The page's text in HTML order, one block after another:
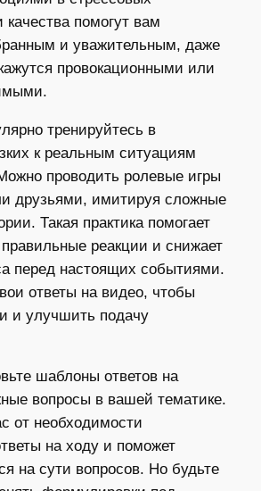
помогут вам
и уважительным, даже
провокационными или
тренируйтесь в
к реальным ситуациям
проводить ролевые игры
друзьями, имитируя сложные
Такая практика помогает
реакции и снижает
перед настоящих событиями.
ответы на видео, чтобы
и улучшить подачу
шаблоны ответов на
вопросы в вашей тематике.
от необходимости
на ходу и поможет
на сути вопросов. Но будьте